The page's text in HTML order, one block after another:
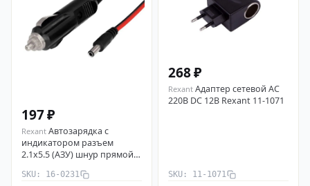
197 ₽
Rexant Автозарядка с
индикатором разъем
2.1х5.5 (АЗУ) шнур прямой
SKU: 16-0231
268 ₽
Rexant Адаптер сетевой AC
220В DC 12В Rexant 11-1071
SKU: 11-1071